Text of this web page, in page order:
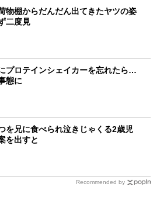
物棚からだんだん出てきたヤツの姿
二度見
プロテインシェイカーを忘れたら…
態に
を兄に食べられ泣きじゃくる2歳児
を出すと
Recommended by